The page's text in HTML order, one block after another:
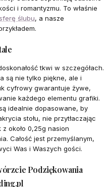
i romantyzmu. To właśnie
ślubu, a nasze
tkwi w szczegółach.
są nie tylko piękne, ale i
cyfrowy gwarantuje żywe,
każdego elementu grafiki.
idealnie dopasowane, by
stołu, nie przytłaczając
około 0,25g nasion
Całość jest przemyślanym,
Was i Waszych gości.
Podziękowania